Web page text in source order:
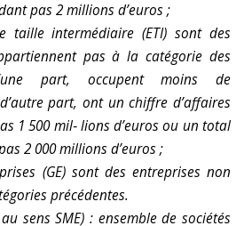
pas 2 millions d’euros ;
taille intermédiaire (ETI) sont des
pas à la catégorie des
part, occupent moins de
part, ont un chiffre d’affaires
1 500 mil‑ lions d’euros ou un total
2 000 millions d’euros ;
(GE) sont des entreprises non
précédentes.
sens SME) : ensemble de sociétés